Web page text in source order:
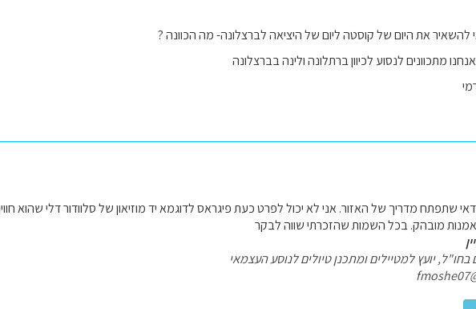
את היום של קוסטה ליום של היציאה לברצלונה- מה הכוונה ?
מתכוונים לנסוע לכיוון ברתלונה ולינה בברצלונה
שתפתח מדריך של האזור. אני לא יכול לפרט כעת פיגראס לדוגמא יד מוזיאון של סלוודור דלי שהוא
אמנות מובהק. בכל השמות שהזכרתי שווה לבקר
בחו"ל, יועץ למטיילים ומתכנן טיולים לנוסע העצמאי